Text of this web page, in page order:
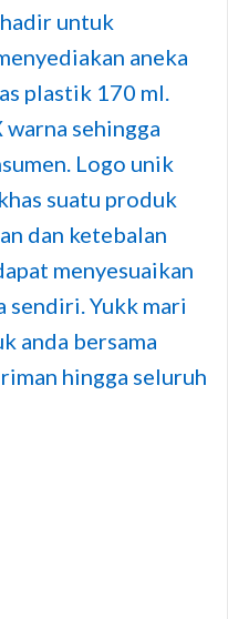
untuk
aneka
plastik 170 ml.
sehingga
Logo unik
suatu produk
dan ketebalan
menyesuaikan
sendiri. Yukk mari
anda bersama
hingga seluruh